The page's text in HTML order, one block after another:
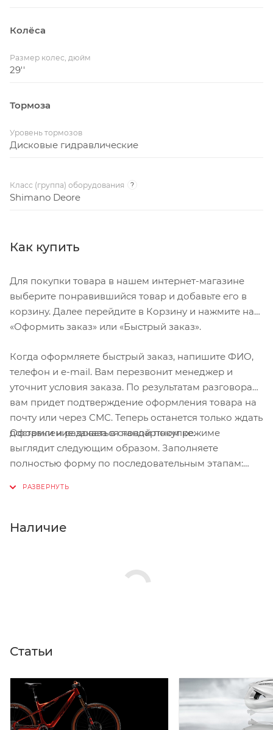
Колёса
Размер колес, дюйм
29''
Тормоза
Уровень тормозов
Дисковые гидравлические
Класс (группа) оборудования ?
Shimano Deore
Как купить
Для покупки товара в нашем интернет-магазине
выберите понравившийся товар и добавьте его в
корзину. Далее перейдите в Корзину и нажмите на
«Оформить заказ» или «Быстрый заказ».
Когда оформляете быстрый заказ, напишите ФИО,
телефон и e-mail. Вам перезвонит менеджер и
уточнит условия заказа. По результатам разговора
вам придет подтверждение оформления товара на
почту или через СМС. Теперь останется только ждать
доставки и радоваться новой покупке.
Оформление заказа в стандартном режиме
выглядит следующим образом. Заполняете
полностью форму по последовательным этапам:
Нажмите кнопку «Оформить заказ».
Наличие
Статьи